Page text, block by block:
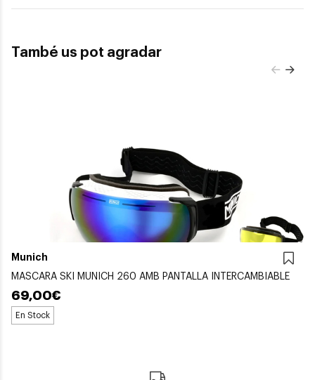
També us pot agradar
Munich
MASCARA SKI MUNICH 260 AMB PANTALLA INTERCAMBIABLE
69,00€
En Stock